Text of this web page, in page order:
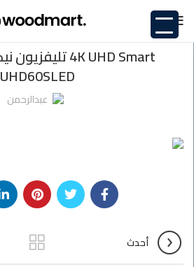
غير مصنف
UHD60SLED
عبدالرحمن
أحدث